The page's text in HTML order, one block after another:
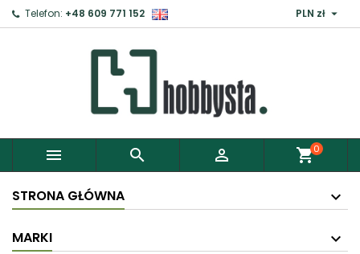
Telefon: +48 609 771 152 PLN zł 
   shopping_cart0
STRONA GŁÓWNA
MARKI
Zaloguj ×
Aby zapisać produkty do Schowka, musisz się
Anuluj Zaloguj